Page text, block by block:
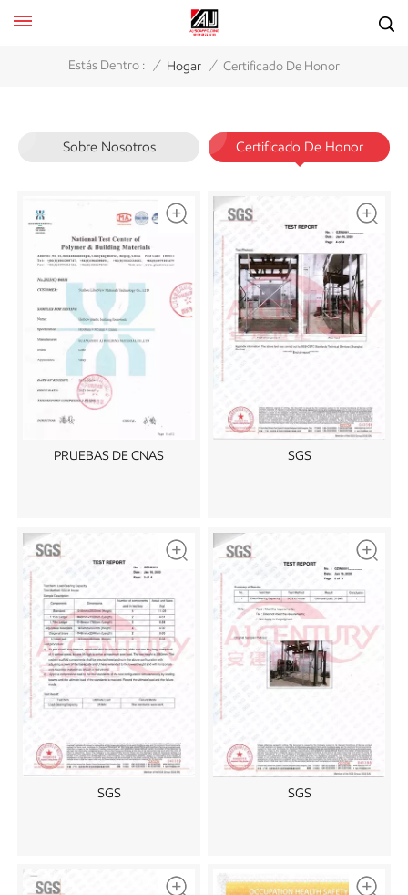
Estás Dentro : / Hogar / Certificado De Honor
Sobre Nosotros Certificado De Honor
PRUEBAS DE CNAS SGS
SGS SGS